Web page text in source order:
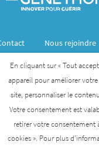
Nous rejoindre
Généthon est
des maladies rares
AFM-TÉLÉTHON
En cliquant sur « Tout
appareil pour améliorer
site, personnaliser le
Votre consentement est
retirer votre consentement
cookies ». Pour plus